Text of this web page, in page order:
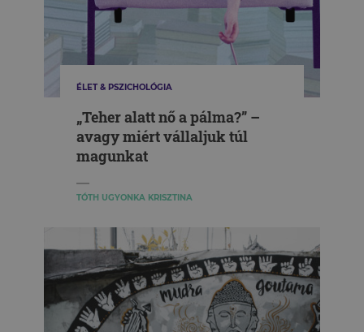
ÉLET & PSZICHOLÓGIA
„Teher alatt nő a pálma?” –
avagy miért vállaljuk túl
magunkat
TÓTH UGYONKA KRISZTINA